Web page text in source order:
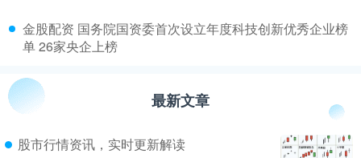
​金股配资 国务院国资委首次设立年度科技创新优秀企业榜
单 26家央企上榜
最新文章
股市行情资讯，实时更新解读